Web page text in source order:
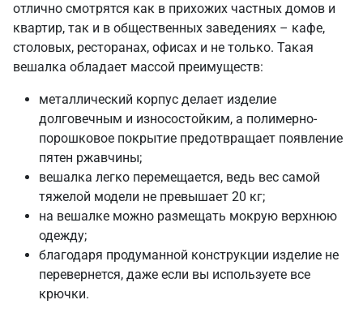
отлично смотрятся как в прихожих частных домов и
квартир, так и в общественных заведениях – кафе,
столовых, ресторанах, офисах и не только. Такая
вешалка обладает массой преимуществ:
металлический корпус делает изделие
долговечным и износостойким, а полимерно-
порошковое покрытие предотвращает появление
пятен ржавчины;
вешалка легко перемещается, ведь вес самой
тяжелой модели не превышает 20 кг;
на вешалке можно размещать мокрую верхнюю
одежду;
благодаря продуманной конструкции изделие не
перевернется, даже если вы используете все
крючки.